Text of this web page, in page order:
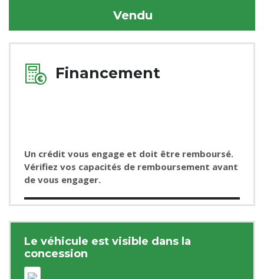
Vendu
Financement
Un crédit vous engage et doit être remboursé.
Vérifiez vos capacités de remboursement avant
de vous engager.
Le véhicule est visible dans la
concession